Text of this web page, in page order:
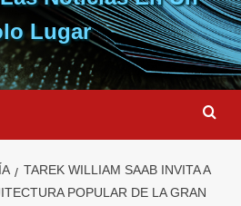
Lugar
TAREK WILLIAM SAAB INVITA A
POPULAR DE LA GRAN